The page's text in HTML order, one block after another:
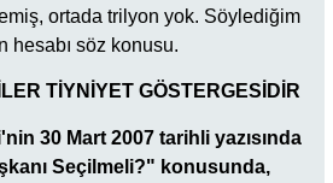
ortada trilyon yok. Söylediğim
hesabı söz konusu.
TİYNİYET GÖSTERGESİDİR
30 Mart 2007 tarihli yazısında
Seçilmeli?" konusunda,